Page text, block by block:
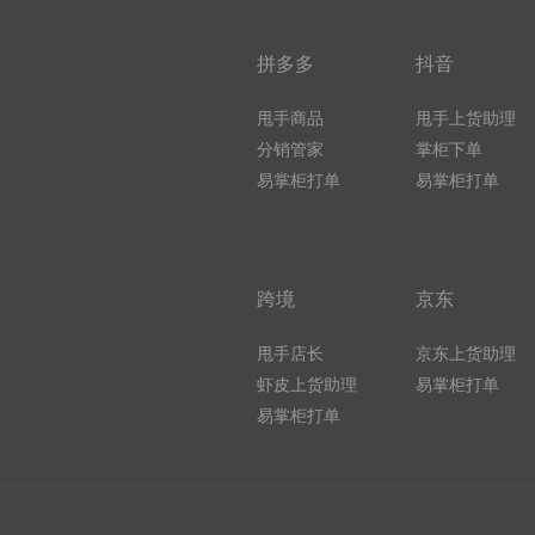
拼多多
甩手商品
分销管家
易掌柜打单
抖音
甩手上货助理
掌柜下单
易掌柜打单
跨境
甩手店长
虾皮上货助理
易掌柜打单
京东
京东上货助理
易掌柜打单